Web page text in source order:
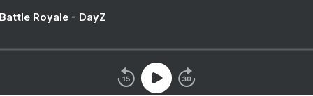
Royale - DayZ